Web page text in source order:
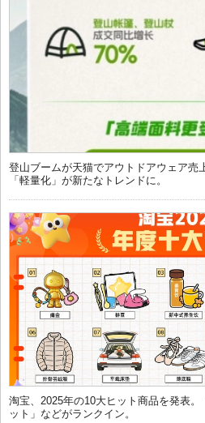
登山ブームが天猫でアウトドアウェア売
「軽量化」が新たなトレンドに。
淘宝、2025年の10大ヒット商品を発表
ット」などがランクイン。